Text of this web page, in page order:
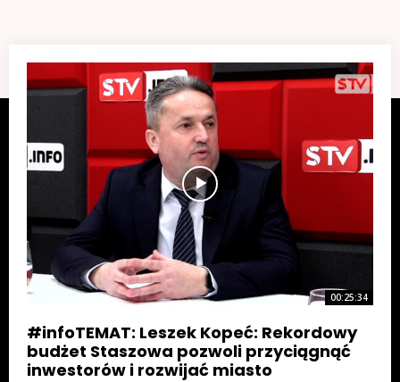
00:25:34
#infoTEMAT: Leszek Kopeć: Rekordowy
budżet Staszowa pozwoli przyciągnąć
inwestorów i rozwijać miasto